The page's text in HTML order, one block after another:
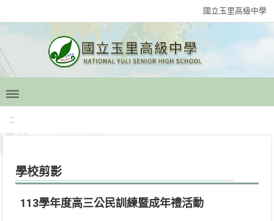
國立玉里高級中學
:::
學校剪影
113學年度高三公民訓練暨成年禮活動